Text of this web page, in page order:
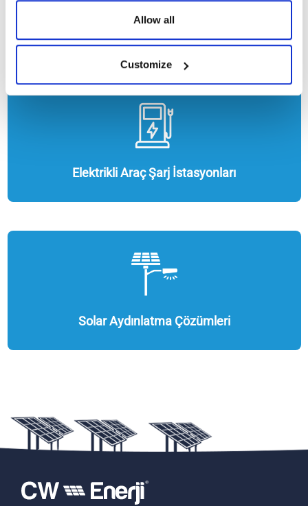
Allow all
Customize
Isıtma, Soğutma ve Sıcak Su
Elektrikli Araç Şarj İstasyonları
Solar Aydınlatma Çözümleri